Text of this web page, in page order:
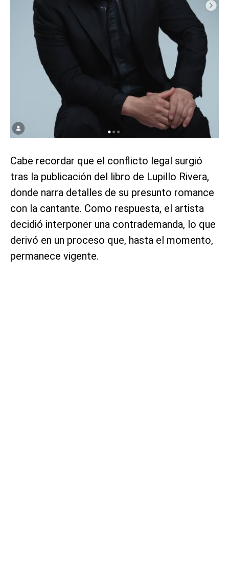
Cabe recordar que el conflicto legal surgió
tras la publicación del libro de Lupillo Rivera,
donde narra detalles de su presunto romance
con la cantante. Como respuesta, el artista
decidió interponer una contrademanda, lo que
derivó en un proceso que, hasta el momento,
permanece vigente.